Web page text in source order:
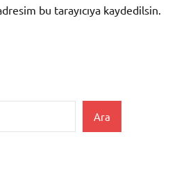
bu tarayıcıya kaydedilsin.
Ara